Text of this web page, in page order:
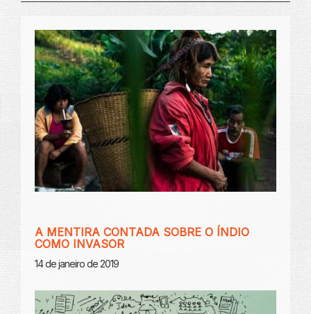
A MENTIRA CONTADA SOBRE O ÍNDIO
COMO INVASOR
14 de janeiro de 2019